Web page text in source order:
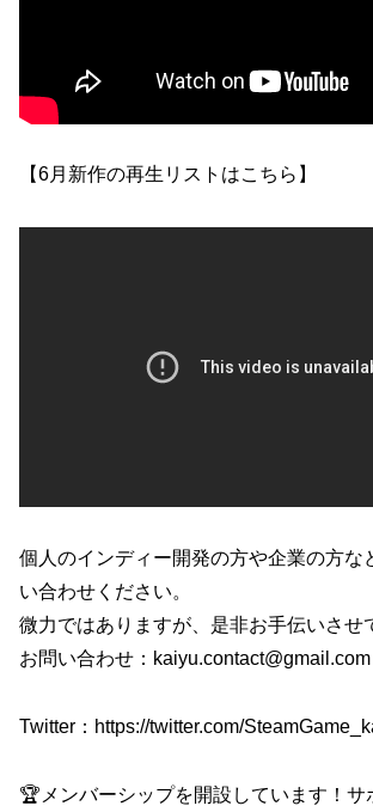
【6月新作の再生リストはこちら】
個人のインディー開発の方や企業の方な
い合わせください。
微力ではありますが、是非お手伝いさせ
お問い合わせ：kaiyu.contact@gmail.com
Twitter：https://twitter.com/
🏆メンバーシップを開設しています！サ